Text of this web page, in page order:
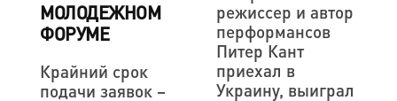
МОЛОДЕЖНОМ
ФОРУМЕ
Крайний срок
подачи заявок –
режиссер и автор
перформансов
Питер Кант
приехал в
Украину, выиграл